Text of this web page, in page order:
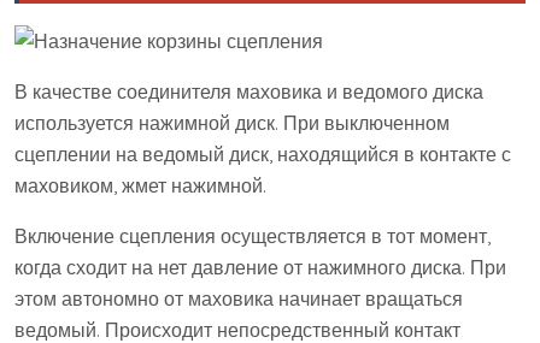
В качестве соединителя маховика и ведомого диска
используется нажимной диск. При выключенном
сцеплении на ведомый диск, находящийся в контакте с
маховиком, жмет нажимной.
Включение сцепления осуществляется в тот момент,
когда сходит на нет давление от нажимного диска. При
этом автономно от маховика начинает вращаться
ведомый. Происходит непосредственный контакт